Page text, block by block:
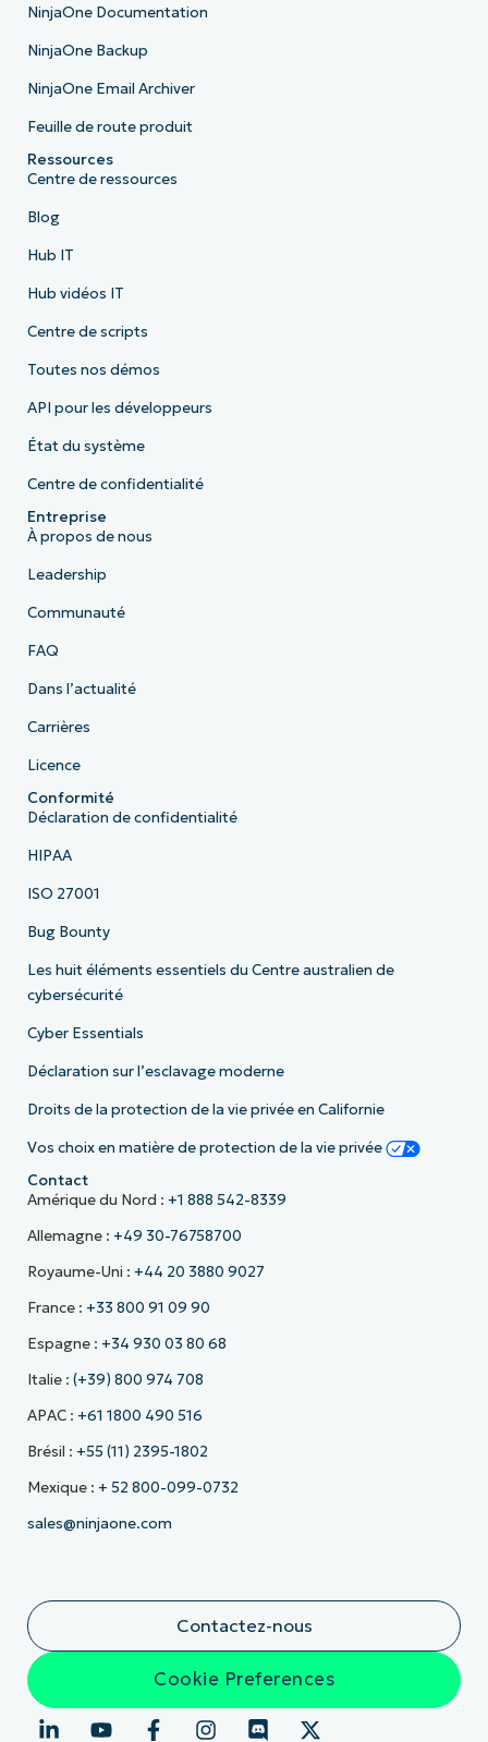
NinjaOne Documentation
NinjaOne Backup
NinjaOne Email Archiver
Feuille de route produit
Ressources
Centre de ressources
Blog
Hub IT
Hub vidéos IT
Centre de scripts
Toutes nos démos
API pour les développeurs
État du système
Centre de confidentialité
Entreprise
À propos de nous
Leadership
Communauté
FAQ
Dans l’actualité
Carrières
Licence
Conformité
Déclaration de confidentialité
HIPAA
ISO 27001
Bug Bounty
Les huit éléments essentiels du Centre australien de
cybersécurité
Cyber Essentials
Déclaration sur l’esclavage moderne
Droits de la protection de la vie privée en Californie
Vos choix en matière de protection de la vie privée
Contact
Amérique du Nord : +1 888 542-8339
Allemagne : +49 30-76758700
Royaume-Uni : +44 20 3880 9027
France : +33 800 91 09 90
Espagne : +34 930 03 80 68
Italie : (+39) 800 974 708
APAC : +61 1800 490 516
Brésil : +55 (11) 2395-1802
Mexique : + 52 800-099-0732
sales@ninjaone.com
Contactez-nous
Cookie Preferences